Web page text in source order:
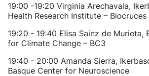
19:00 -19:20 Virginia Arechavala,
Health Research Institute – Biocruces
19:20 - 19:40 Elisa Sainz de Murieta,
for Climate Change – BC3
19:40 - 20:00 Amanda Sierra,
Basque Center for Neuroscience